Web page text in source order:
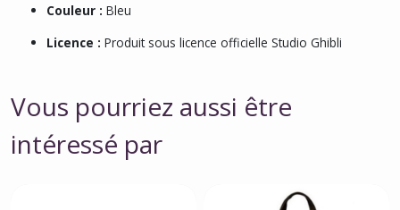
Couleur : Bleu
Licence : Produit sous licence officielle Studio Ghibli
Vous pourriez aussi être
intéressé par